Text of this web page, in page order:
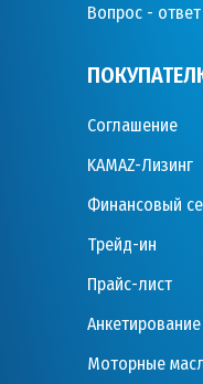
Вопрос - ответ
Соглашение
KAMAZ-Лизинг
Финансовый
Трейд-ин
Прайс-лист
Моторные